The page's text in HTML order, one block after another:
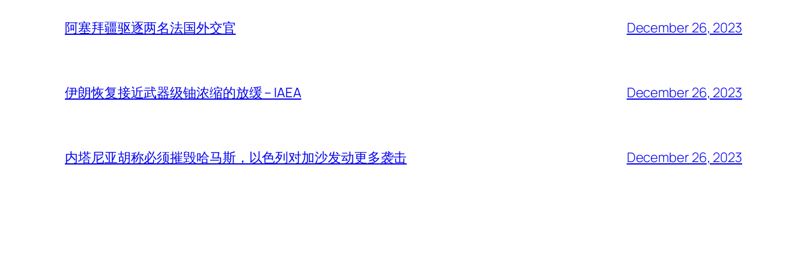
阿塞拜疆驱逐两名法国外交官 December 26, 2023
伊朗恢复接近武器级铀浓缩的放缓 – IAEA December 26, 2023
内塔尼亚胡称必须摧毁哈马斯，以色列对加沙发动更多袭击 December 26, 2023